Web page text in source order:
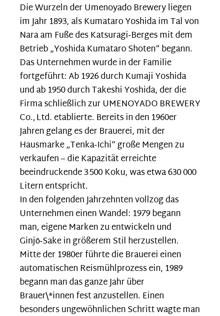
Die Wurzeln der Umenoyado Brewery liegen
im Jahr 1893, als Kumataro Yoshida im Tal von
Nara am Fuße des Katsuragi‑Berges mit dem
Betrieb „Yoshida Kumataro Shoten“ begann.
Das Unternehmen wurde in der Familie
fortgeführt: Ab 1926 durch Kumaji Yoshida
und ab 1950 durch Takeshi Yoshida, der die
Firma schließlich zur UMENOYADO BREWERY
Co., Ltd. etablierte. Bereits in den 1960er
Jahren gelang es der Brauerei, mit der
Hausmarke „Tenka‑Ichi“ große Mengen zu
verkaufen – die Kapazität erreichte
beeindruckende 3 500 Koku, was etwa 630 000
Litern entspricht.
In den folgenden Jahrzehnten vollzog das
Unternehmen einen Wandel: 1979 begann
man, eigene Marken zu entwickeln und
Ginjō‑Sake in größerem Stil herzustellen.
Mitte der 1980er führte die Brauerei einen
automatischen Reismühlprozess ein, 1989
begann man das ganze Jahr über
Brauer\*innen fest anzustellen. Einen
besonders ungewöhnlichen Schritt wagte man